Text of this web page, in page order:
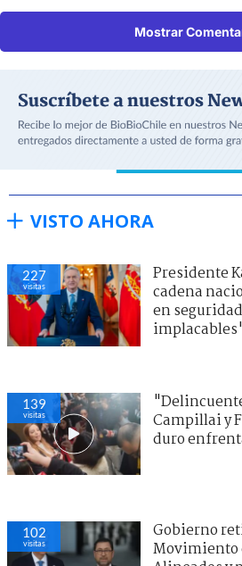
Mostrar
VISTO AHORA
227
visitas
Presidente
cadena
en
139
visitas
Campillai y
duro
102
visitas
Gobierno
Movimiento